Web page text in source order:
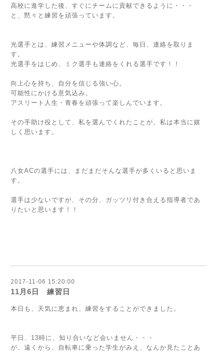
高校に進学した後、すぐにチームに貢献できるように・・・
と、黙々と練習を頑張っています。
光選手とは、練習メニューや体調など、毎日、連絡を取りま
す。
光選手をはじめ、ミク選手も連絡をくれる選手です！！
向上心を持ち、自分を信じる強い心。
可能性にかける意気込み。
アスリート人生・青春を頑張って楽しんでいます。
その手助け役として、私を選んでくれたことが、私は本当に嬉
しく思います。
八女ACの選手には、まだまだそんな選手が多くいると思いま
す。
選手は少ないですが、その分、ガッツリ付き合える指導者であ
りたいと思います！！
2017-11-06 15:20:00
11月6日 練習日
本日も、天気に恵まれ、練習をすることができました。
平日、13時に、知り合いなど会いません・・・
が、遠くから、自転車に乗った学生がみえ、なんか見たことあ